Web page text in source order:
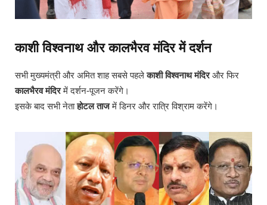
काशी विश्वनाथ और कालभैरव मंदिर में दर्शन
सभी मुख्यमंत्री और अमित शाह सबसे पहलेकाशी विश्वनाथ मंदिरऔर फिर
कालभैरव मंदिरमें दर्शन-पूजन करेंगे।
इसके बाद सभी नेताहोटल ताजमें डिनर और रात्रि विश्राम करेंगे।